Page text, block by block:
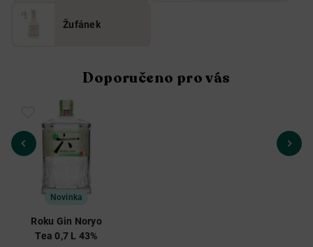
Žufánek
Doporučeno pro vás
Novinka
Roku Gin Noryo
Tea 0,7 L 43%